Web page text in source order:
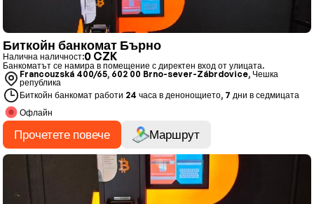
Биткойн банкомат Бърно
Налична наличност:0 CZK
Банкоматът се намира в помещение с директен вход от улицата.
Francouzská 400/65, 602 00 Brno-sever-Zábrdovice, Чешка
република
Биткойн банкомат работи 24 часа в денонощието, 7 дни в седмицата
Офлайн
Прочетете повече Маршрут